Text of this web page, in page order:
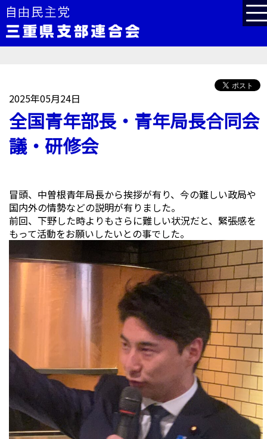
2025年05月24日
全国青年部長・青年局長合同会
議・研修会
冒頭、中曽根青年局長から挨拶が有り、今の難しい政局や
国内外の情勢などの説明が有りました。
前回、下野した時よりもさらに難しい状況だと、緊張感を
もって活動をお願いしたいとの事でした。